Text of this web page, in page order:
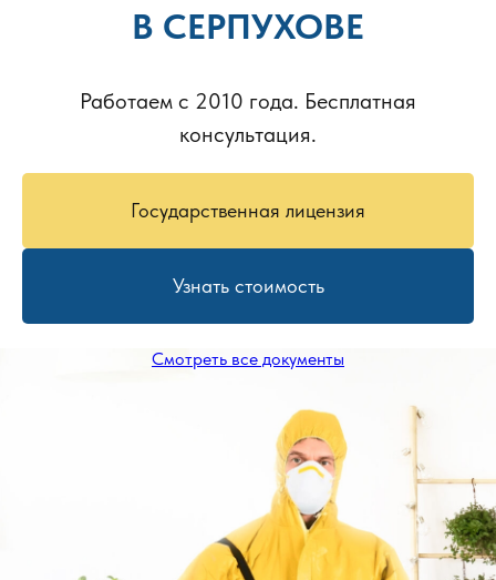
В СЕРПУХОВЕ
Работаем с 2010 года. Бесплатная
консультация.
Государственная лицензия
Узнать стоимость
Смотреть все документы